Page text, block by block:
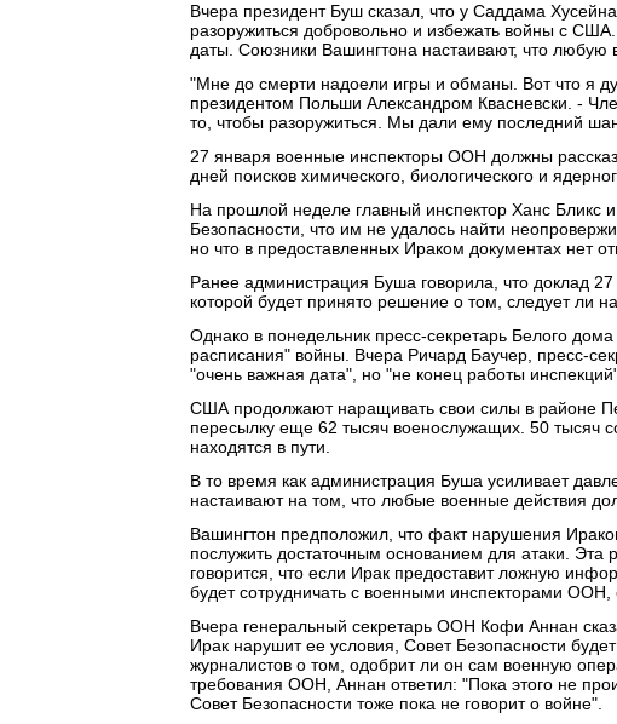
Вчера президент Буш сказал, что у Саддама
разоружиться добровольно и избежать войны с
даты. Союзники Вашингтона настаивают, что
"Мне до смерти надоели игры и обманы. Вот что я
президентом Польши Александром Квасневски. -
то, чтобы разоружиться. Мы дали ему последний
27 января военные инспекторы ООН должны
дней поисков химического, биологического и
На прошлой неделе главный инспектор Ханс
Безопасности, что им не удалось найти
но что в предоставленных Ираком документах нет
Ранее администрация Буша говорила, что доклад
которой будет принято решение о том, следует ли
Однако в понедельник пресс-секретарь Белого
расписания" войны. Вчера Ричард Баучер, пресс-
"очень важная дата", но "не конец работы
США продолжают наращивать свои силы в районе
пересылку еще 62 тысяч военослужащих. 50 тысяч
находятся в пути.
В то время как администрация Буша усиливает
настаивают на том, что любые военные действия
Вашингтон предположил, что факт нарушения
послужить достаточным основанием для атаки.
говорится, что если Ирак предоставит ложную
будет сотрудничать с военными инспекторами ООН,
Вчера генеральный секретарь ООН Кофи Аннан
Ирак нарушит ее условия, Совет Безопасности
журналистов о том, одобрит ли он сам военную
требования ООН, Аннан ответил: "Пока этого не
Совет Безопасности тоже пока не говорит о войне".